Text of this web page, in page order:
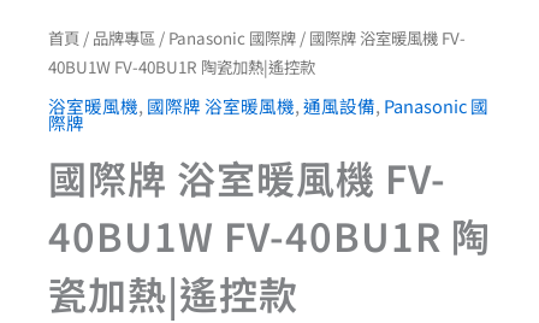
首頁 / 品牌專區 / Panasonic 國際牌 / 國際牌 浴室暖風機 FV-
40BU1W FV-40BU1R 陶瓷加熱|遙控款
浴室暖風機, 國際牌 浴室暖風機,通風設備, Panasonic 國
際牌
國際牌 浴室暖風機 FV-
40BU1W FV-40BU1R 陶
瓷加熱|遙控款